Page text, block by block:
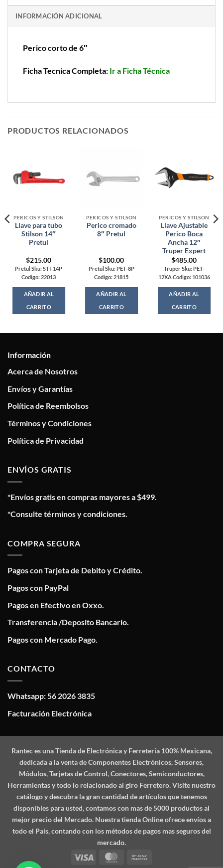
INFORMACIÓN ADICIONAL
Perico corto de 6″
Ficha Tecnica Completa: Ir a Ficha Técnica
PRODUCTOS RELACIONADOS
PERICOS Y STILSON
Llave para tubo
Stilson 14″
Pretul
$215.00
Pretul Sku: STI-14P
Codigo: 22013
AÑADIR AL
CARRITO
PERICOS Y STILSON
Perico cromado
8″ Pretul
$100.00
Pretul Sku: PET-8P
Codigo: 21815
AÑADIR AL
CARRITO
PERICOS Y STILSON
Llave Ajustable
Perico Boca
Ancha 12″
Truper Expert
$485.00
Truper Sku: PET-
12XA Codigo: 101036
AÑADIR AL
CARRITO
Información
Acerca de Nosotros
Envíos y Garantías
Política de Reembolsos
Términos y Condiciones
Política de Privacidad
ENVÍOS GRATIS
*Envíos gratis en compras mayores a $499.
*Consulte términos y condiciones.
COMPRA SEGURA
Pagos con Tarjeta de Debito y Crédito.
Pagos con PayPal
Pagos en Efectivo en Oxxo.
Transferencia /Deposito Bancario.
Pagos con Mercado Pago.
CONTACTO
Whatsapp: 56 2026 3835
Facturación Electrónica
Ranteces una Tienda de Electrónica y Ferretería 100% Mexicana,
dedicada a la venta de Componentes Electrónicos, Sensores,
Módulos, Tarjetas de Control, Conectores, Semiconductores,
Herramientas y todo lo relacionado al giro Ferretero. Visite nuestro
catálogo y descubra la gran cantidad de artículos que tenemos
disponibles para usted, contamos con mas de 5000 productos al
mejor precio del Mercado. Nuestra tienda Online ofrece envíos a
todo el País, contando con los métodos de pagos mas seguros del
mercado.
Visa
MasterCard